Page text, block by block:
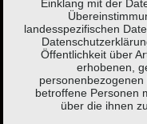
Brigitte Fuchs,
KONTAKT
Einklang mit der
landesspezifischen
Öffentlichkeit über
erhobenen,
betroffene Personen
über die ihnen